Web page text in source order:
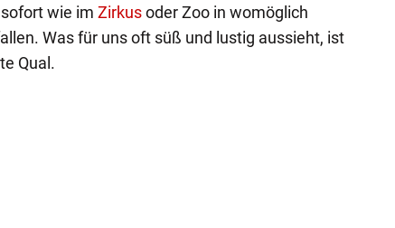
wie im Zirkusoder Zoo in womöglich
Was für uns oft süß und lustig aussieht, ist
Qual.